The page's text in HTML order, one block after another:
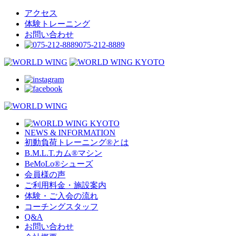
アクセス
体験トレーニング
お問い合わせ
075-212-8889
NEWS & INFORMATION
初動負荷トレーニング®とは
B.M.L.T.カム®マシン
BeMoLo®シューズ
会員様の声
ご利用料金・施設案内
体験・ご入会の流れ
コーチングスタッフ
Q&A
お問い合わせ